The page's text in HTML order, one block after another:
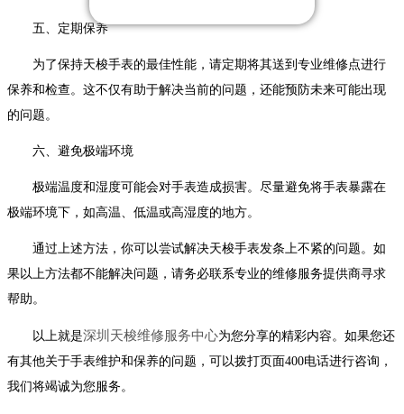
五、定期保养
为了保持天梭手表的最佳性能，请定期将其送到专业维修点进行
保养和检查。这不仅有助于解决当前的问题，还能预防未来可能出现
的问题。
六、避免极端环境
极端温度和湿度可能会对手表造成损害。尽量避免将手表暴露在
极端环境下，如高温、低温或高湿度的地方。
通过上述方法，你可以尝试解决天梭手表发条上不紧的问题。如
果以上方法都不能解决问题，请务必联系专业的维修服务提供商寻求
帮助。
以上就是深圳天梭维修服务中心为您分享的精彩内容。如果您还
有其他关于手表维护和保养的问题，可以拨打页面400电话进行咨询，
我们将竭诚为您服务。